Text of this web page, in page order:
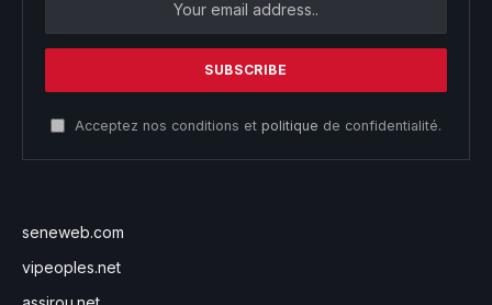
Acceptez nos conditions et politique de confidentialité.
seneweb.com
vipeoples.net